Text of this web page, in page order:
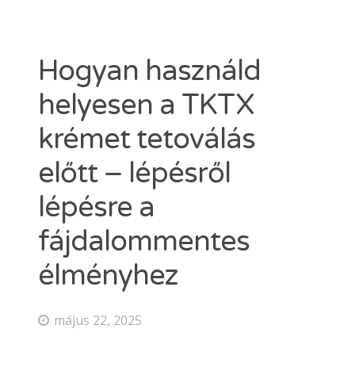
Dermacain 50g
Kosár
ÜZLETI
Search
Hogyan használd
helyesen a TKTX
krémet tetoválás
előtt – lépésről
lépésre a
fájdalommentes
élményhez
május 22, 2025
VÁLASSZON A TKTX KENŐCSÖK KÖZÜL
ERŐSEBB KENŐCS, MINT A TKTX